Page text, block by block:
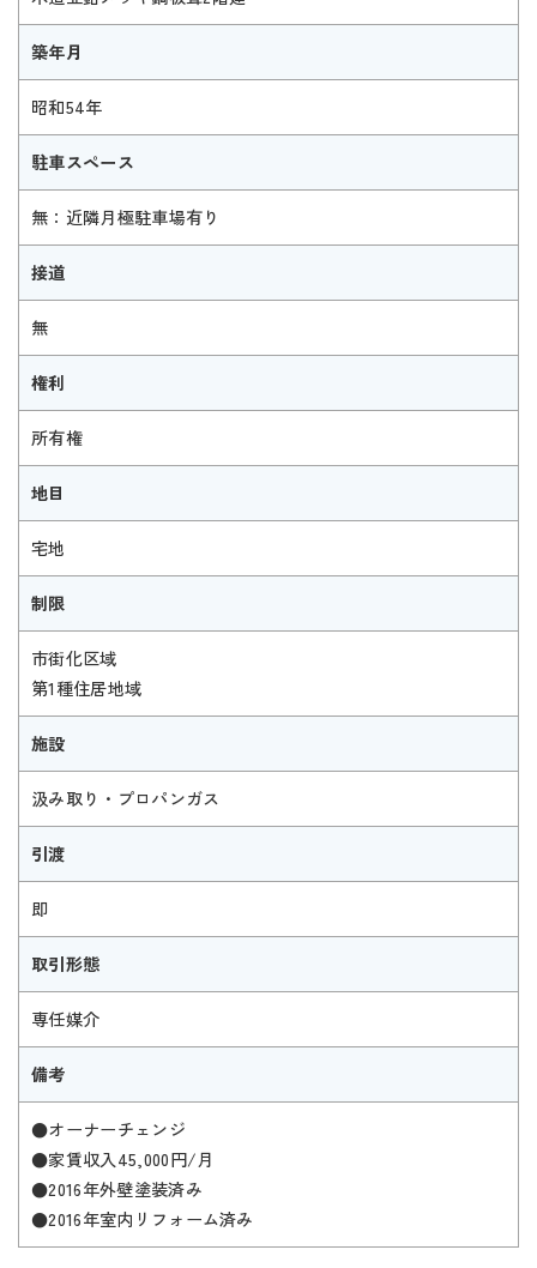
築年月
昭和54年
駐車スペース
無：近隣月極駐車場有り
接道
無
権利
所有権
地目
宅地
制限
市街化区域
第1種住居地域
施設
汲み取り・プロパンガス
引渡
即
取引形態
専任媒介
備考
●オーナーチェンジ
●家賃収入45,000円/月
●2016年外壁塗装済み
●2016年室内リフォーム済み